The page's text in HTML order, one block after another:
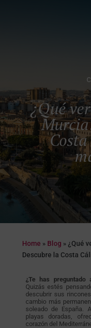
¿Qué
Home » Blog » ¿Qué
Descubre la Costa
¿Te has
Quizás estés
descubrir sus
cambio más
soleado de España.
playas doradas,
corazón del